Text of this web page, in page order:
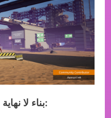
بناء لا نهاية له يقتصر فقط على الإبداع: